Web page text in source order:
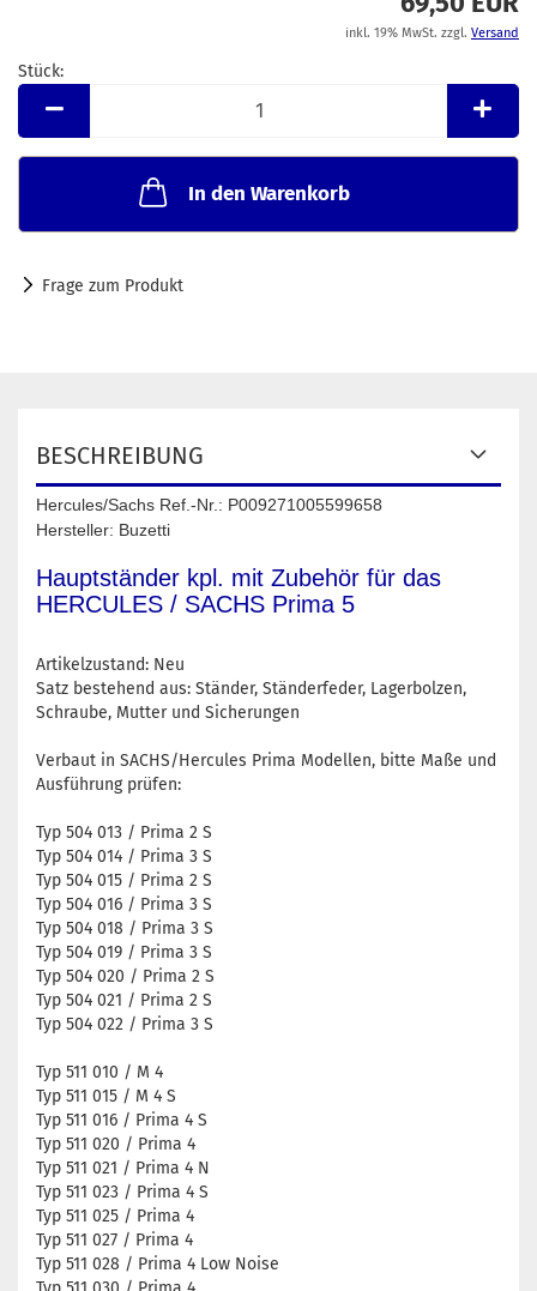
inkl. 19% MwSt. zzgl. Versand
Stück:
Stück
In den Warenkorb
Frage zum Produkt
BESCHREIBUNG
Hercules/Sachs Ref.-Nr.: P009271005599658
Hersteller: Buzetti
Hauptständer kpl. mit Zubehör für das
HERCULES / SACHS Prima 5
Artikelzustand: Neu
Satz bestehend aus: Ständer, Ständerfeder, Lagerbolzen,
Schraube, Mutter und Sicherungen
Verbaut in SACHS/Hercules Prima Modellen, bitte Maße und
Ausführung prüfen:
Typ 504 013 / Prima 2 S
Typ 504 014 / Prima 3 S
Typ 504 015 / Prima 2 S
Typ 504 016 / Prima 3 S
Typ 504 018 / Prima 3 S
Typ 504 019 / Prima 3 S
Typ 504 020 / Prima 2 S
Typ 504 021 / Prima 2 S
Typ 504 022 / Prima 3 S
Typ 511 010 / M 4
Typ 511 015 / M 4 S
Typ 511 016 / Prima 4 S
Typ 511 020 / Prima 4
Typ 511 021 / Prima 4 N
Typ 511 023 / Prima 4 S
Typ 511 025 / Prima 4
Typ 511 027 / Prima 4
Typ 511 028 / Prima 4 Low Noise